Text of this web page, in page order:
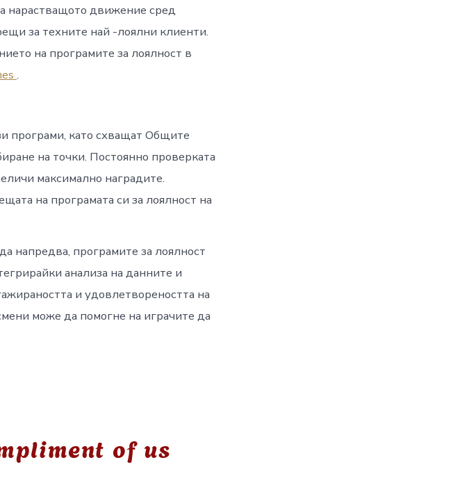
нарастващото движение сред
за техните най -лоялни клиенти.
на програмите за лоялност в
.
програми, като схващат Общите
на точки. Постоянно проверката
максимално наградите.
на програмата си за лоялност на
напредва, програмите за лоялност
анализа на данните и
и удовлетвореността на
може да помогне на играчите да
of us